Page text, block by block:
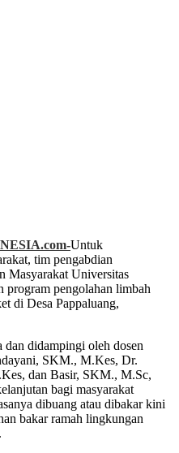
Untuk
tim pengabdian
Masyarakat Universitas
program pengolahan limbah
di Desa Pappaluang,
didampingi oleh dosen
SKM., M.Kes, Dr.
dan Basir, SKM., M.Sc,
bagi masyarakat
dibuang atau dibakar kini
bakar ramah lingkungan